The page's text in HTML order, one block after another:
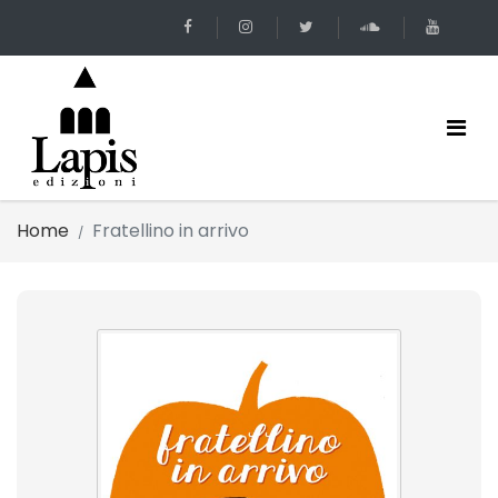
Home Fratellino in arrivo